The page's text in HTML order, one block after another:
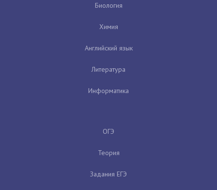
Биология
Химия
Английский язык
Литература
Информатика
ОГЭ
Теория
Задания ЕГЭ